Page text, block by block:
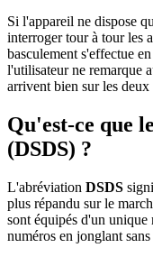
Si l'appareil ne dispose
interroger tour à tour les
basculement s'effectue
l'utilisateur ne remarque
arrivent bien sur les deux
Qu'est-ce que
(DSDS) ?
L'abréviation DSDS
plus répandu sur le
sont équipés d'un
numéros en jonglant sans